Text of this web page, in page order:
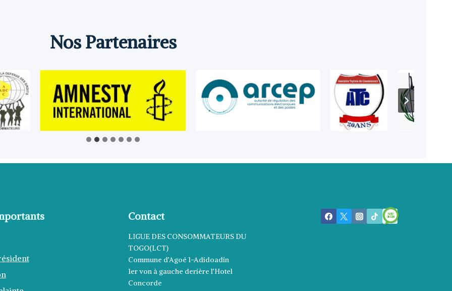
Nos Partenaires
Contact
LIGUE DES CONSOMMATEURS DU
TOGO(LCT)
Commune d’Agoé 1-Adidoadin
1er von à gauche derière l’Hotel
Concorde